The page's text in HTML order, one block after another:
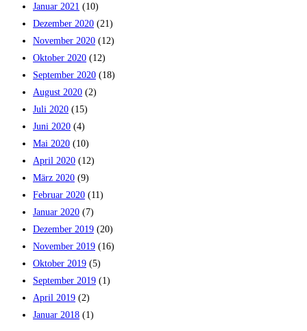
Januar 2021 (10)
Dezember 2020 (21)
November 2020 (12)
Oktober 2020 (12)
September 2020 (18)
August 2020 (2)
Juli 2020 (15)
Juni 2020 (4)
Mai 2020 (10)
April 2020 (12)
März 2020 (9)
Februar 2020 (11)
Januar 2020 (7)
Dezember 2019 (20)
November 2019 (16)
Oktober 2019 (5)
September 2019 (1)
April 2019 (2)
Januar 2018 (1)